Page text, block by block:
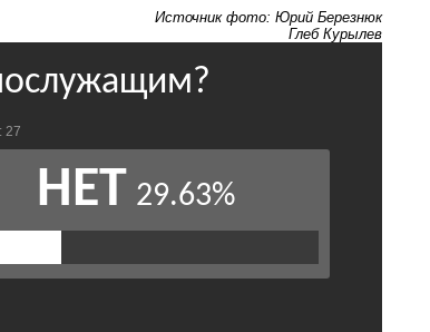
Источник фото: Юрий Березнюк
Глеб Курылев